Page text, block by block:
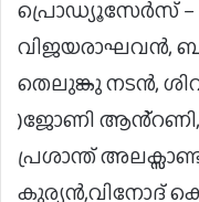
പ്രൊഡ്യൂസേർസ് –
വിജയരാഘവൻ,
തെലുങ്കു നടൻ,
)ജോണി ആൻ്റണി,
പ്രശാന്ത്
കുര്യൻ,വിനോദ്